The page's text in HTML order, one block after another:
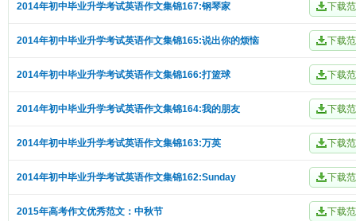
2014年初中毕业升学考试英语作文集锦167:钢琴家
2014年初中毕业升学考试英语作文集锦165:说出你的烦恼
2014年初中毕业升学考试英语作文集锦166:打篮球
2014年初中毕业升学考试英语作文集锦164:我的朋友
2014年初中毕业升学考试英语作文集锦163:万英
2014年初中毕业升学考试英语作文集锦162:Sunday
2015年高考作文优秀范文：中秋节